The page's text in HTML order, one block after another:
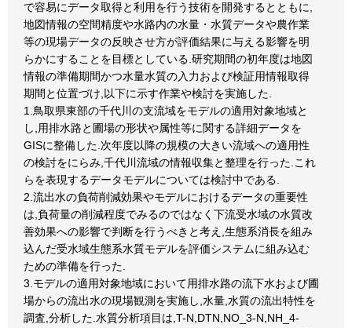
で容易にデータ取得と利用を行う技術を開発するとともに,
地図情報の空間精度や水路内の水量・水質データや農作業
等の現場データの反映させ方が評価結果に与える影響を明
らかにすることを目標としている.研究期間の初年度は地図
情報の準備期間かつ水量水質の入力および検証用情報取得
期間と位置づけ,以下に示す作業や検討を実施した.
1.鳥取県東部の千代川の支流域をモデルの適用対象地域と
し,用排水路と圃場の形状や属性等に関する詳細データを
GISに整備した.次年度以降の規模の大きい流域への適用性
の検討をにらみ,千代川流域の情報収集と整理を行った.これ
らを表現するデータモデルについては検討中である.
2.流出水の負荷削減効果やモデルにおけるデータの重要性
は,負荷量の削減程度でみるのではなく下流受水域の水質改
善効果への影響で判断を行うべきと考え,生態系消長を組み
込んだ受水域生態系水質モデルを評価システムに組み込む
ための準備を行った.
3.モデルの適用対象地域において用排水路の流下水および圃
場からの流出水の現場観測を実施し,水量,水質の流出特性を
調査,分析した.水質分析項目は,T-N,DTN,NO_3-N,NH_4-